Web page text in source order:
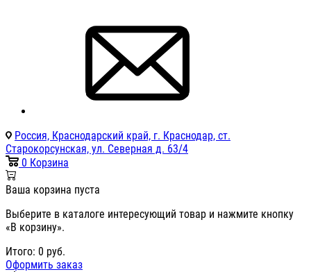
Россия, Краснодарский край, г. Краснодар, ст.
Старокорсунская, ул. Северная д. 63/4
0 Корзина
Ваша корзина пуста
Выберите в каталоге интересующий товар и нажмите кнопку
«В корзину».
Итого: 0 руб.
Оформить заказ